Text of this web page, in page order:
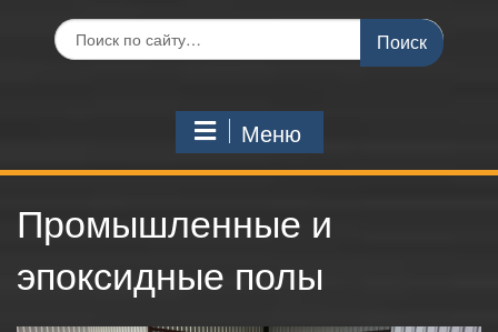
Поиск
по:
Меню
Промышленные и
эпоксидные полы